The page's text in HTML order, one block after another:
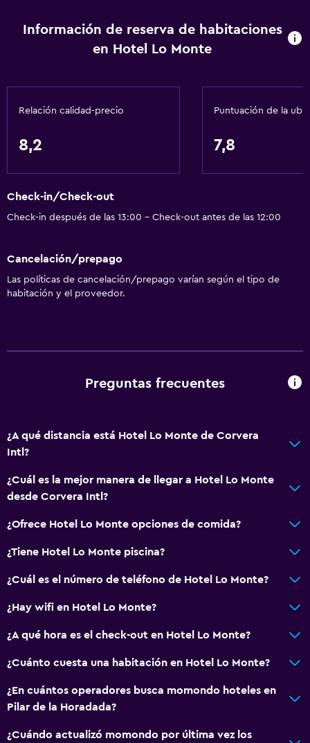
Información de reserva de habitaciones
en Hotel Lo Monte
Relación calidad-precio
8,2
Puntuación de la
7,8
Check-in/Check-out
Check-in después de las 13:00 - Check-out antes de las 12:00
Cancelación/prepago
Las políticas de cancelación/prepago varían según el tipo de
habitación y el proveedor.
Preguntas frecuentes
¿A qué distancia está Hotel Lo Monte de Corvera
Intl?
¿Cuál es la mejor manera de llegar a Hotel Lo Monte
desde Corvera Intl?
¿Ofrece Hotel Lo Monte opciones de comida?
¿Tiene Hotel Lo Monte piscina?
¿Cuál es el número de teléfono de Hotel Lo Monte?
¿Hay wifi en Hotel Lo Monte?
¿A qué hora es el check-out en Hotel Lo Monte?
¿Cuánto cuesta una habitación en Hotel Lo Monte?
¿En cuántos operadores busca momondo hoteles en
Pilar de la Horadada?
¿Cuándo actualizó momondo por última vez los